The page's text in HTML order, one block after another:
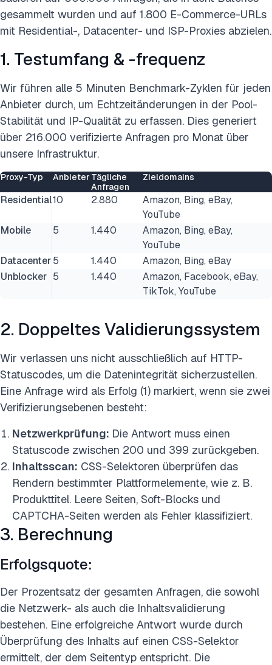
gesammelt wurden und auf 1.800 E-Commerce-URLs
mit Residential-, Datacenter- und ISP-Proxies abzielen.
1. Testumfang & -frequenz
Wir führen alle 5 Minuten Benchmark-Zyklen für jeden
Anbieter durch, um Echtzeitänderungen in der Pool-
Stabilität und IP-Qualität zu erfassen. Dies generiert
über 216.000 verifizierte Anfragen pro Monat über
unsere Infrastruktur.
Proxy-Typ Anbieter Tägliche
Anfragen
Zieldomains
Residential10 2.880
Amazon, Bing, eBay,
YouTube
Mobile
5 1.440
Amazon, Bing, eBay,
YouTube
Datacenter5 1.440
Amazon, Bing, eBay
Unblocker 5 1.440
Amazon, Facebook, eBay,
TikTok, YouTube
2. Doppeltes Validierungssystem
Wir verlassen uns nicht ausschließlich auf HTTP-
Statuscodes, um die Datenintegrität sicherzustellen.
Eine Anfrage wird als Erfolg (1) markiert, wenn sie zwei
Verifizierungsebenen besteht:
Netzwerkprüfung: Die Antwort muss einen
Statuscode zwischen 200 und 399 zurückgeben.
Inhaltsscan: CSS-Selektoren überprüfen das
Rendern bestimmter Plattformelemente, wie z. B.
Produkttitel. Leere Seiten, Soft-Blocks und
CAPTCHA-Seiten werden als Fehler klassifiziert.
3. Berechnung
Erfolgsquote:
Der Prozentsatz der gesamten Anfragen, die sowohl
die Netzwerk- als auch die Inhaltsvalidierung
bestehen. Eine erfolgreiche Antwort wurde durch
Überprüfung des Inhalts auf einen CSS-Selektor
ermittelt, der dem Seitentyp entspricht. Die